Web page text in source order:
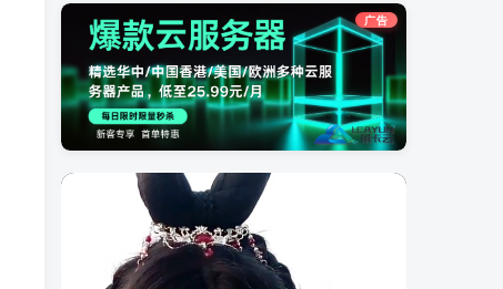
广告